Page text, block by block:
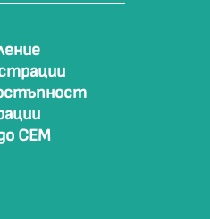
СЕМ